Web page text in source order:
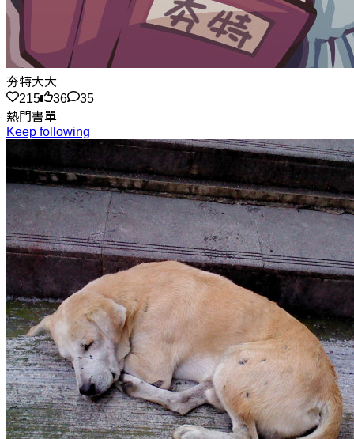
夯特大大
215
36
35
熱門書單
Keep following